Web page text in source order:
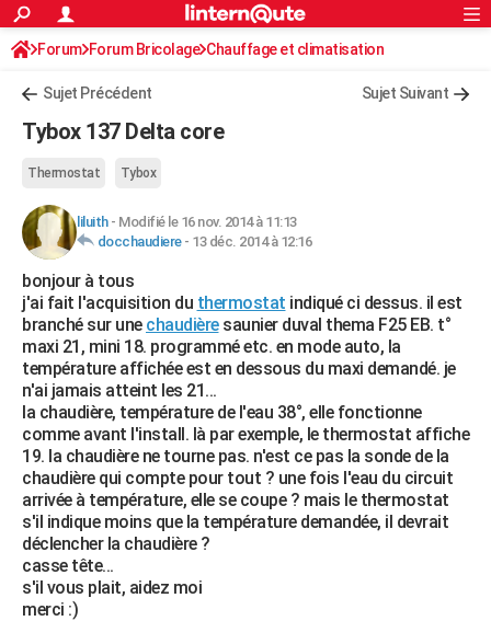
ACTUALITÉS
Politique
Société
Faits Divers
Education
Monde
Villes
+
AUTO
Essais
Réserver un essai
Citadines
Berlines
SUV
Forum auto
+HIGH-TECH
Mobiles
Meilleur smartphone
Internet
Ordinateurs
Jeux vidéo
Guide high-tech
+BRICOLAGE
Forum
Aménagement intérieur
Extérieur
Cuisine
Salle de bains
Jardinage
Rangement
WEEK-END
Guides de France
Escapades
Patrimoine
Expositions
Musées
Week-end nature
+LIFESTYLE
Art de vivre
Bien-être
Loisirs
Mode
Modes de vie
SANTE
Alimentation
Guide de la santé
Maladies
Médicaments
Sommeil
VOYAGE
Destinations
City break
Voyage nature
Voyage de noces
Forum
Climat
PHOTO
GUIDES D'ACHAT
BONS PLANS
Rechercher
S'inscrire
Connexion
Forum Forum Bricolage Chauffage et climatisation
Sujet Précédent Sujet Suivant
Tybox 137 Delta core
Thermostat Tybox
liluith- Modifié le 16 nov. 2014 à 11:13
docchaudiere- 13 déc. 2014 à 12:16
bonjour à tous
j'ai fait l'acquisition du thermostat indiqué ci dessus. il est
branché sur une chaudièresaunier duval thema F25 EB. t°
maxi 21, mini 18. programmé etc. en mode auto, la
température affichée est en dessous du maxi demandé. je
n'ai jamais atteint les 21...
la chaudière, température de l'eau 38°, elle fonctionne
comme avant l'install. là par exemple, le thermostat affiche
19. la chaudière ne tourne pas. n'est ce pas la sonde de la
chaudière qui compte pour tout ? une fois l'eau du circuit
arrivée à température, elle se coupe ? mais le thermostat
s'il indique moins que la température demandée, il devrait
déclencher la chaudière ?
casse tête...
s'il vous plait, aidez moi
merci :)